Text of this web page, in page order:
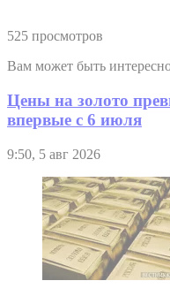
525 просмотров
Вам может быть
Цены на золото
впервые с 6 июля
9:50, 5 авг 2026